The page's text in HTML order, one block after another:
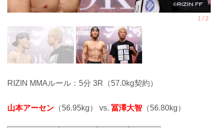
RIZIN MMAルール：5分 3R（57.0kg契約）
山本アーセン （56.95kg） vs. 冨澤大智 （56.80kg）